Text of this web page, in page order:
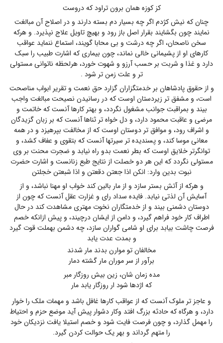
کز کوزه همان برون تراود که دروست
چنان که نیش کژدم اگر چه بسیار دم بسته دارند و در اصلاح آن مبالغت
نمایند چون بگشایند بقرار اصل باز رود و بهیچ تاویل علاج نپذیرد. و هرکه
سخن ناصحان، اگر چه درشت و بی محابا گویند، استماع ننماید عواقب
کارهای او از پشیمانی خالی نماند، چون بیماری که اشارت طبیب را سبک
دارد و غذا و شربت بر حسب آرزو و شهوت خورد، هرلحظه ناتوانی مستولی
تر و علت زمن تر شود .
و از حقوق پادشاهان بر خدمتگزاران گزارد حق نعمت و تقریر ابواب مناصحت
است، و مشفق تر زیردستان اوست که در رسانیدن نصیحت مبالغت واجب
بیند و بمراقبت جوانب مشغول نگردد، و بهتر کارها آنست که خاتمت و
مرضی و عاقبت محمود دارد، و دل خواه تر ثناها آنست که بر زبان گزیدگان
و اشراف رود، و موافق تر دوستان اوست که از مخالفت بپرهیزد و در همه
معانی موسا کند، و پسندیده تر سیرتها آنست که بتقوی و عفاف کشد، و
توانگرتر خلایق اوست که بطر نعمت بدو راه نیابد و ضجرت محنت بر وی
مستولی نگردد که این هر دو خصلت از نتایج طبع زنانست و اشارت حضرت
نبوت بدین وارد: انکن اذا جعتن دقعتن و اذا شبعتن خجلتن
و هرکه از آتش بستر سازد و از مار بالین کند خواب او مهنا نباشد، و از
آسایش آن لذتی نیابد. فایده سداد رای و غزارت عقل آنست که چون از
دوستان دشمنی بیند و از خدمتگاران نخوت مهتری مشاهدت کند در حال
اطراف کار خود فراهم گیرد، و دامن از ایشان درچیند، و پیش ازانکه خصم
فرصت چاشت بیابد برای او شامی گواران سازد، چه دشمن بهملت قوت گیرد
و بمدت عدت یابد
مخالفان تو موارن بدند مار شدند
برآور از سر موران مار گشته دمار
مده زمان شان، زین بیش روزگار مبر
که اژدها شود ار روزگار یابد مار
و عاجز تر ملوک آنست که از عواقب کارها غافل باشد و مهمات ملک را خوار
دارد، و هرگاه که حادثه بزرگ افتد وکار دشوار پیش آید موضع حزم و احتیاط
را مهمل گذارد، و چون فرصت فایت شود و خصم استیلا یافت نزدیکان خود
را متهم گرداند و بهر یک حوالت کردن گیرد.